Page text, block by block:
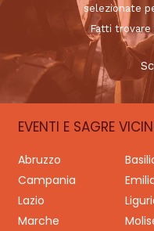
selezionate
Fatti trovare
EVENTI E SAGRE
Abruzzo
Campania
Lazio
Marche